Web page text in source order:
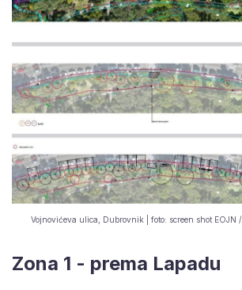
Vojnovićeva ulica, Dubrovnik | foto: screen shot EOJN
Zona 1 - prema Lapadu